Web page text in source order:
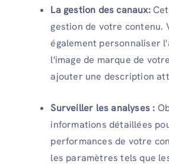
La gestion des canaux:
gestion de votre contenu.
également personnaliser
l'image de marque de
ajouter une description
Surveiller les analyses :
informations détaillées
performances de votre
les paramètres tels que